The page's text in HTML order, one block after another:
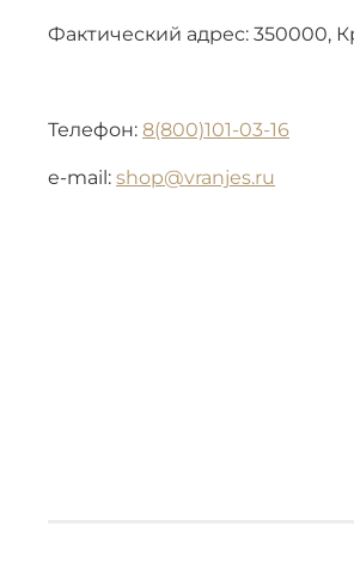
Фактический адрес: 350000,
Телефон: 8(800)101-03-16
e-mail: shop@vranjes.ru